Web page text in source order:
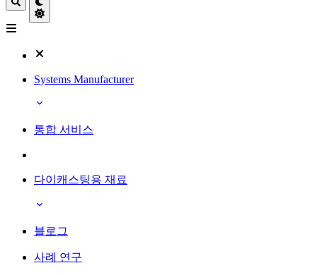
Systems Manufacturer
통합 서비스
다이캐스팅용 재료
블로그
사례 연구